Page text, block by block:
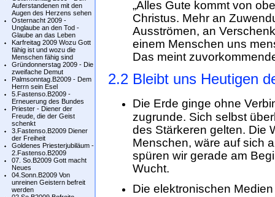
Auferstandenen mit den
Augen des Herzens sehen
Osternacht 2009 -
Unglaube an den Tod -
Glaube an das Leben
Karfreitag 2009 Wozu Gott
fähig ist und wozu die
Menschen fähig sind
Gründonnerstag 2009 - Die
zweifache Demut
Palmsonntag.B2009 - Dem
Herrn sein Esel
5.Fastenso.B2009 -
Erneuerung des Bundes
Priester - Diener der
Freude, die der Geist
schenkt
3.Fastenso.B2009 Diener
der Freiheit
Goldenes Priesterjubiläum -
2.Fastenso.B2009
07. So.B2009 Gott macht
Neues
04.Sonn.B2009 Von
unreinen Geistern befreit
werden
„Alles Gute kommt von
Christus. Mehr an
Ausströmen, an
einem Menschen uns
Das meint
2.2 Bleibt uns Heutigen
Die Erde ginge ohne
zugrunde. Sich selbst
des Stärkeren gelten. Die
Menschen, wäre auf sich
spüren wir gerade am
Wucht.
Die elektronischen